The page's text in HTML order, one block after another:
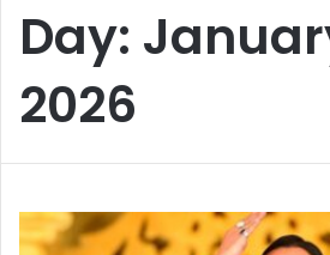
Day:
2026